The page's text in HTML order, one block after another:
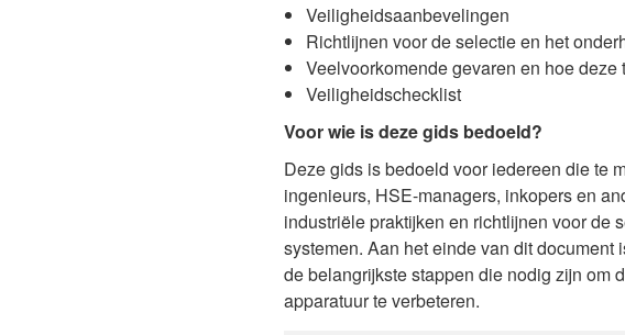
Veiligheidsaanbevelingen
Richtlijnen voor de selectie en het
Veelvoorkomende gevaren en hoe deze
Veiligheidschecklist
Voor wie is deze gids bedoeld?
Deze gids is bedoeld voor iedereen die te
ingenieurs, HSE-managers, inkopers en
industriële praktijken en richtlijnen voor de
systemen. Aan het einde van dit
de belangrijkste stappen die nodig zijn om
apparatuur te verbeteren.